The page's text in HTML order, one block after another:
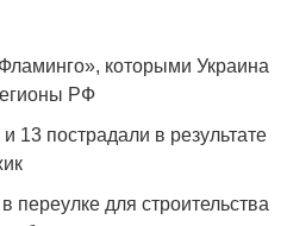
которыми Украина
РФ
13 пострадали в результате
переулке для строительства